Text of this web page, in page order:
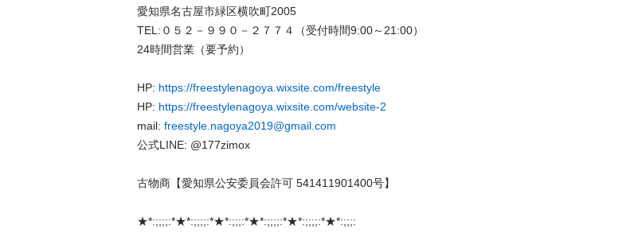
愛知県名古屋市緑区横吹町2005
TEL:０５２－９９０－２７７４（受付時間9:00～21:00）
24時間営業（要予約）
HP: https://freestylenagoya.wixsite.com/freestyle
HP: https://freestylenagoya.wixsite.com/website-2
mail: freestyle.nagoya2019@gmail.com
公式LINE: @177zimox
古物商【愛知県公安委員会許可 541411901400号】
★*:;;;;:*★*:;;;;:*★*:;;;:*★*:;;;;:*★*:;;;;:*★*:;;;: